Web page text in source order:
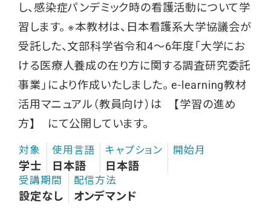
し、感染症パンデミック時の看護活動について学
習します。 ※本教材は、日本看護系大学協議会が
受託した、文部科学省令和4～6年度「大学にお
ける医療人養成の在り方に関する調査研究委託
事業」により作成いたしました。 e-learning教材
活用マニュアル（教員向け）は 【学習の進め
方】 にて公開しています。
対象
学士
使用言語
日本語
キャプション
日本語
開始月
受講期間
設定なし
配信方法
オンデマンド